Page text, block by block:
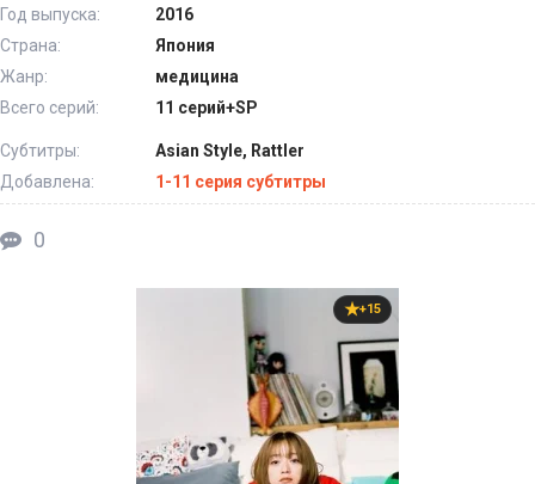
Год выпуска:
2016
Страна:
Япония
Жанр:
медицина
Всего серий:
11 серий+SP
Субтитры:
Asian Style, Rattler
Добавлена:
1-11 серия субтитры
0
+15